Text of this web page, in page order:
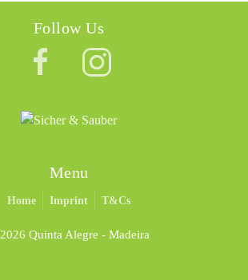
Follow Us
Menu
Home Imprint T&Cs
2026 Quinta Alegre - Madeira